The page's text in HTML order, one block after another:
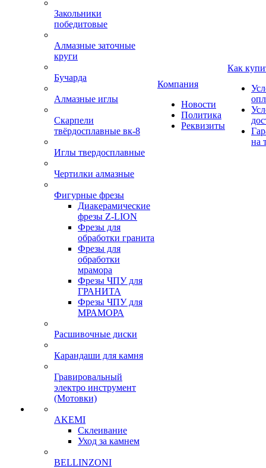
Закольники
победитовые
Алмазные заточные
круги
Бучарда
Алмазные иглы
Скарпели
твёрдосплавные вк-8
Иглы твердосплавные
Чертилки алмазные
Фигурные фрезы
Диакерамические
фрезы Z-LION
Фрезы для
обработки гранита
Фрезы для
обработки
мрамора
Фрезы ЧПУ для
ГРАНИТА
Фрезы ЧПУ для
МРАМОРА
Расшивочные диски
Карандаши для камня
Гравировальный
электро инструмент
(Мотовки)
AKEMI
Склеивание
Уход за камнем
BELLINZONI
Компания
Новости
Политика
Реквизиты
Как
на